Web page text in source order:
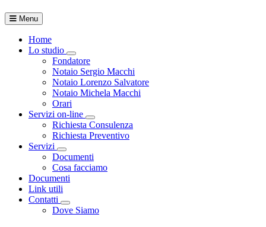
Menu
Home
Lo studio
Toggle Dropdown
Fondatore
Notaio Sergio Macchi
Notaio Lorenzo Salvatore
Notaio Michela Macchi
Orari
Servizi on-line
Toggle Dropdown
Richiesta Consulenza
Richiesta Preventivo
Servizi
Toggle Dropdown
Documenti
Cosa facciamo
Documenti
Link utili
Contatti
Toggle Dropdown
Dove Siamo